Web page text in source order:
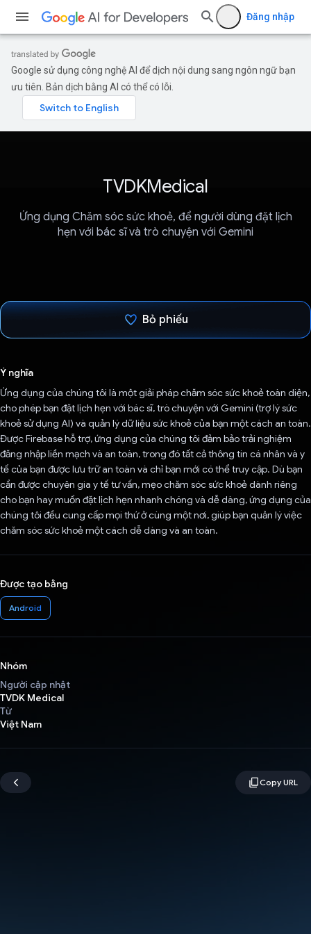
Đăng nhập
Google sử dụng công nghệ AI để dịch nội dung sang ngôn ngữ bạn
ưu tiên. Bản dịch bằng AI có thể có lỗi.
TVDKMedical
Ứng dụng Chăm sóc sức khoẻ, để người dùng đặt lịch
hẹn với bác sĩ và trò chuyện với Gemini
Bỏ phiếu
Ý nghĩa
Ứng dụng của chúng tôi là một giải pháp chăm sóc sức khoẻ toàn diện,
cho phép bạn đặt lịch hẹn với bác sĩ, trò chuyện với Gemini (trợ lý sức
khoẻ sử dụng AI) và quản lý dữ liệu sức khoẻ của bạn một cách an toàn.
Được Firebase hỗ trợ, ứng dụng của chúng tôi đảm bảo trải nghiệm
đăng nhập liền mạch và an toàn, trong đó tất cả thông tin cá nhân và y
tế của bạn được lưu trữ an toàn và chỉ bạn mới có thể truy cập. Dù bạn
cần được chuyên gia y tế tư vấn, mẹo chăm sóc sức khoẻ dành riêng
cho bạn hay muốn đặt lịch hẹn nhanh chóng và dễ dàng, ứng dụng của
chúng tôi đều cung cấp mọi thứ ở cùng một nơi, giúp bạn quản lý việc
chăm sóc sức khoẻ một cách dễ dàng và an toàn.
Được tạo bằng
Android
Nhóm
Người cập nhật
TVDK Medical
Từ
Việt Nam